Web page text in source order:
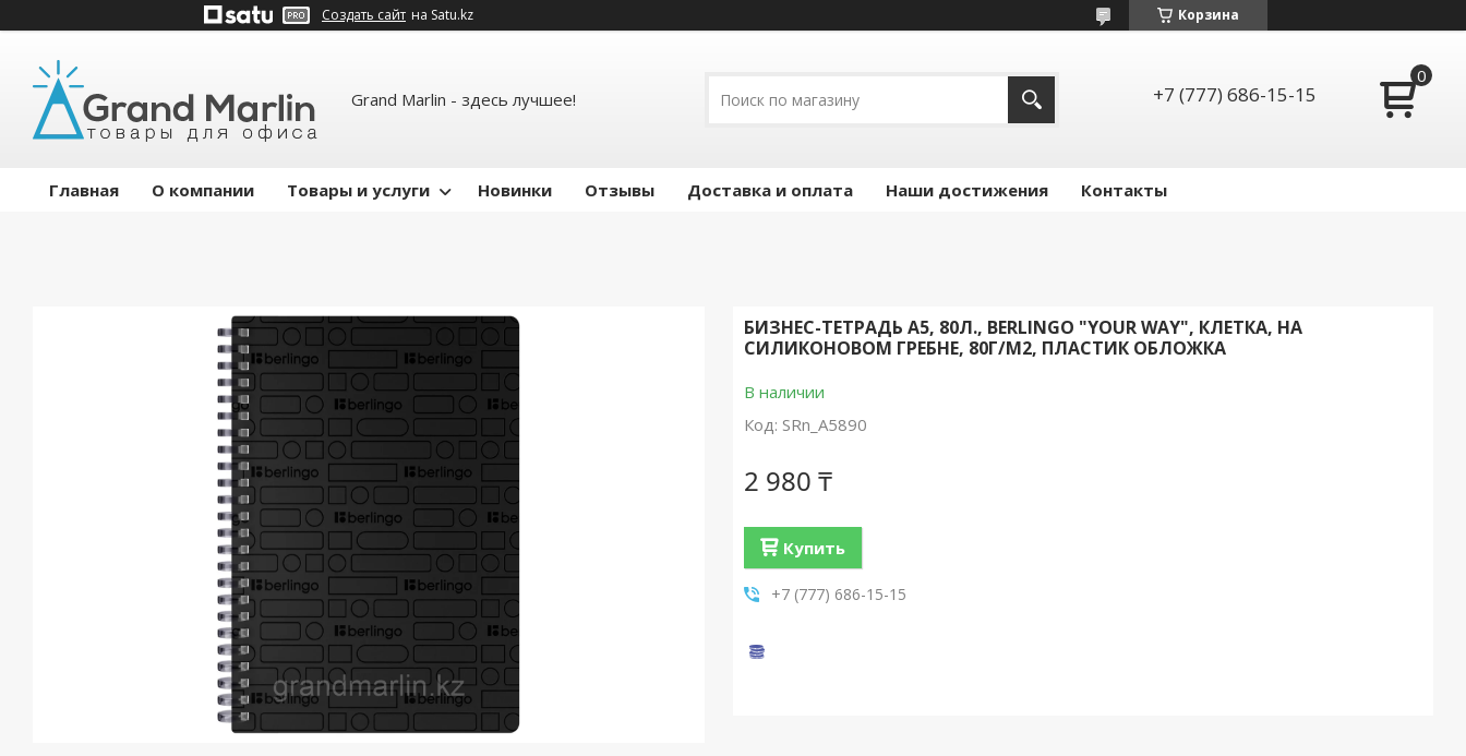
Создать сайт на Satu.kz Корзина
Grand Marlin - здесь лучшее! +7 (777) 686-15-15
Главная О компании Товары и услуги Новинки Отзывы Доставка и оплата Наши достижения Контакты
БИЗНЕС-ТЕТРАДЬ A5, 80Л., BERLINGO "YOUR WAY", КЛЕТКА, НА
СИЛИКОНОВОМ ГРЕБНЕ, 80Г/М2, ПЛАСТИК ОБЛОЖКА
В наличии
Код: SRn_A5890
2 980 ₸
Купить
+7 (777) 686-15-15